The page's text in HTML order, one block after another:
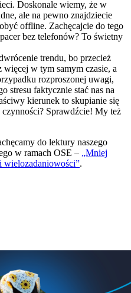
Doskonale wiemy, że w
ale na pewno znajdziecie
offline. Zachęcajcie do tego
bez telefonów? To świetny
trendu, bo przecież
w tym samym czasie, a
rozproszonej uwagi,
stresu faktycznie stać nas na
kierunek to skupianie się
Sprawdźcie! My też
do lektury naszego
w ramach OSE – „Mniej
wielozadaniowości”.